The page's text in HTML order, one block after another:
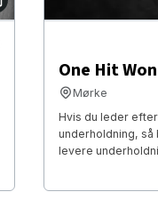
One Hit
Mørke
Hvis du leder
underholdning, så
levere